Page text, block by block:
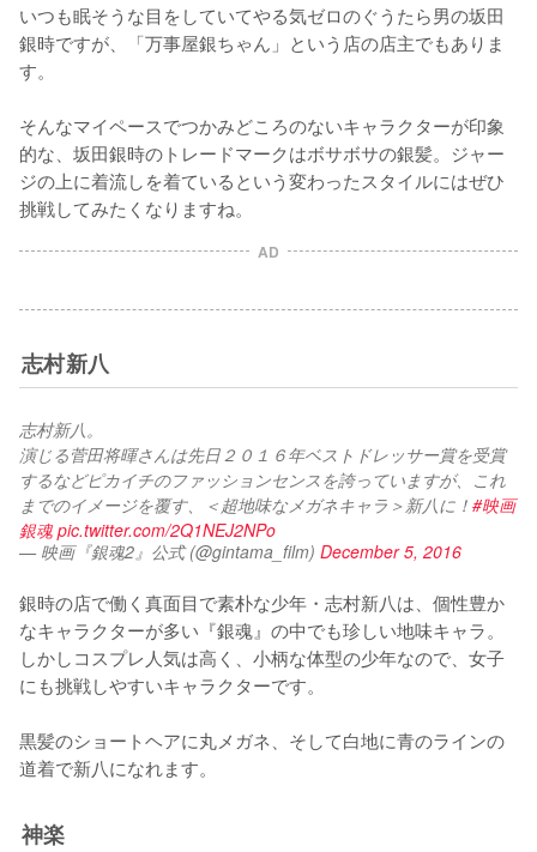
いつも眠そうな目をしていてやる気ゼロのぐうたら男の坂田
銀時ですが、「万事屋銀ちゃん」という店の店主でもありま
す。
そんなマイペースでつかみどころのないキャラクターが印象
的な、坂田銀時のトレードマークはボサボサの銀髪。ジャー
ジの上に着流しを着ているという変わったスタイルにはぜひ
挑戦してみたくなりますね。
AD
志村新八
志村新八。
演じる菅田将暉さんは先日２０１６年ベストドレッサー賞を受賞
するなどピカイチのファッションセンスを誇っていますが、これ
までのイメージを覆す、＜超地味なメガネキャラ＞新八に！ #映画
銀魂 pic.twitter.com/2Q1NEJ2NPo
— 映画『銀魂2』公式 (@gintama_film) December 5, 2016
銀時の店で働く真面目で素朴な少年・志村新八は、個性豊か
なキャラクターが多い『銀魂』の中でも珍しい地味キャラ。
しかしコスプレ人気は高く、小柄な体型の少年なので、女子
にも挑戦しやすいキャラクターです。
黒髪のショートヘアに丸メガネ、そして白地に青のラインの
道着で新八になれます。
神楽